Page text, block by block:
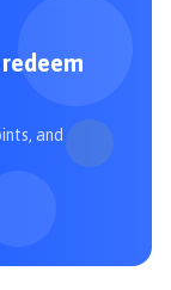
and